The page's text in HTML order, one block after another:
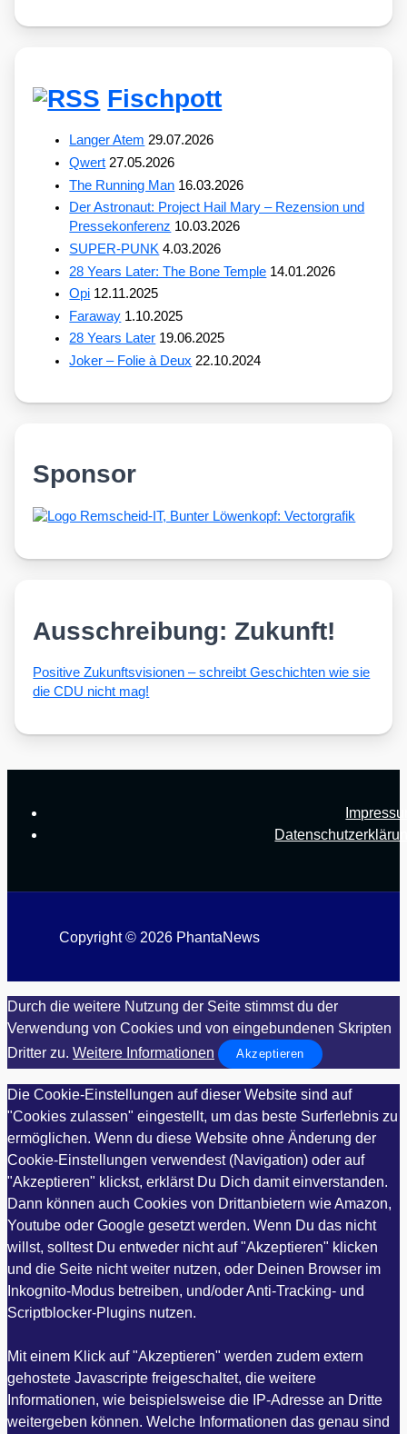
Fischpott
Langer Atem 29.07.2026
Qwert 27.05.2026
The Running Man 16.03.2026
Der Astronaut: Project Hail Mary – Rezension und
Pressekonferenz 10.03.2026
SUPER-PUNK 4.03.2026
28 Years Later: The Bone Temple 14.01.2026
Opi 12.11.2025
Faraway 1.10.2025
28 Years Later 19.06.2025
Joker – Folie à Deux 22.10.2024
Sponsor
Ausschreibung: Zukunft!
Posi­ti­ve Zukunfts­vi­sio­nen – schreibt Geschich­ten wie sie
die CDU nicht mag!
Copyright © 2026 PhantaNews
Durch die weitere Nutzung der Seite stimmst du der
Verwendung von Cookies und von eingebundenen Skripten
Dritter zu. Weitere Informationen Akzeptieren
Die Cookie-Einstellungen auf dieser Website sind auf
"Cookies zulassen" eingestellt, um das beste Surferlebnis zu
ermöglichen. Wenn du diese Website ohne Änderung der
Cookie-Einstellungen verwendest (Navigation) oder auf
"Akzeptieren" klickst, erklärst Du Dich damit einverstanden.
Dann können auch Cookies von Drittanbietern wie Amazon,
Youtube oder Google gesetzt werden. Wenn Du das nicht
willst, solltest Du entweder nicht auf "Akzeptieren" klicken
und die Seite nicht weiter nutzen, oder Deinen Browser im
Inkognito-Modus betreiben, und/oder Anti-Tracking- und
Scriptblocker-Plugins nutzen.
Mit einem Klick auf "Akzeptieren" werden zudem extern
gehostete Javascripte freigeschaltet, die weitere
Informationen, wie beispielsweise die IP-Adresse an Dritte
weitergeben können. Welche Informationen das genau sind